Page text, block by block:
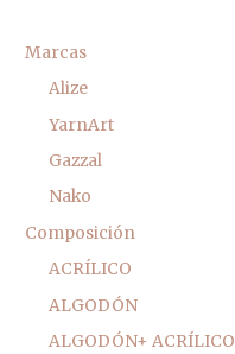
Marcas
Alize
YarnArt
Gazzal
Nako
Composición
ACRÍLICO
ALGODÓN
ALGODÓN+ ACRÍLICO